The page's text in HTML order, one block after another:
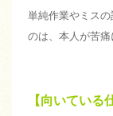
単純作業やミス
のは、本人が苦痛
【向いている